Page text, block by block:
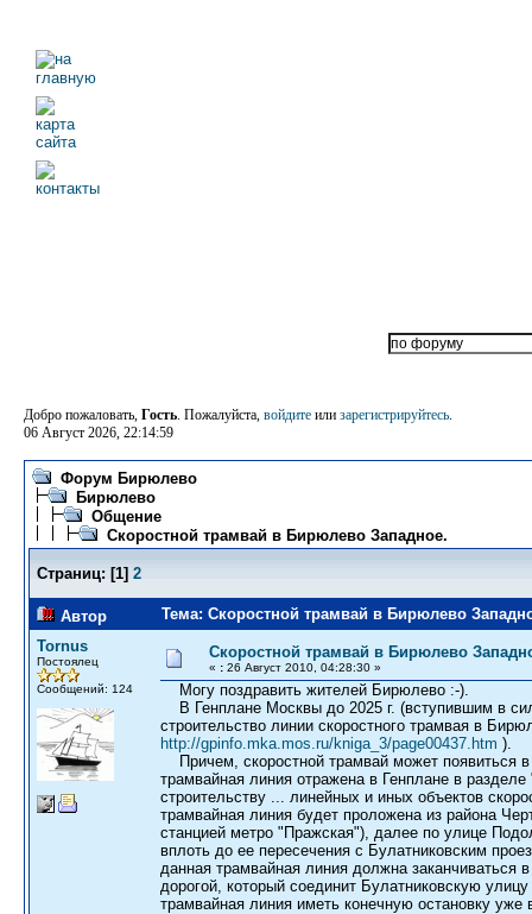
Добро пожаловать, Гость. Пожалуйста, войдите или зарегистрируйтесь.
06 Август 2026, 22:14:59
Форум Бирюлево
Бирюлево
Общение
Скоростной трамвай в Бирюлево Западное.
Страниц: [1] 2
Автор
Тема: Скоростной трамвай в Бирюлево
Tornus
Постоялец
Сообщений: 124
Скоростной трамвай в Бирюлево
« : 26 Август 2010, 04:28:30 »
Могу поздравить жителей Бирюлево :-).
В Генплане Москвы до 2025 г. (вступившим в
строительство линии скоростного трамвая в
http://gpinfo.mka.mos.ru/kniga_3/page00437.htm ).
Причем, скоростной трамвай может появиться
трамвайная линия отражена в Генплане в
строительству ... линейных и иных объектов
трамвайная линия будет проложена из района
станцией метро "Пражская"), далее по улице
вплоть до ее пересечения с Булатниковским
данная трамвайная линия должна заканчиваться
дорогой, который соединит Булатниковскую
трамвайная линия иметь конечную остановку